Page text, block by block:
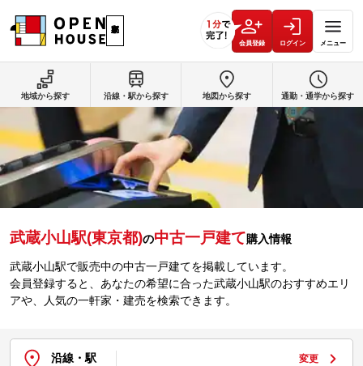
会員登録 ログイン メニュー
武蔵小山駅(東京都)の中古一戸建て購入情報
武蔵小山駅で販売中の中古一戸建てを掲載しています。
会員登録すると、あなたの希望に合った武蔵小山駅のおすすめエリ
アや、人気の一軒家・建売を検索できます。
沿線・駅 変更
地域から探す 沿線・駅から探す 地図から探す 通勤・通学から探す